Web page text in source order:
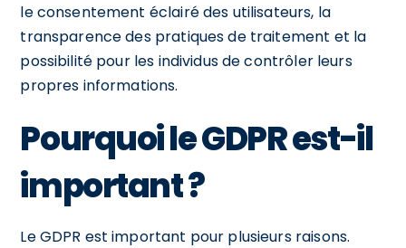
le consentement éclairé des utilisateurs, la
transparence des pratiques de traitement et la
possibilité pour les individus de contrôler leurs
propres informations.
Pourquoi le GDPR est-il
important ?
Le GDPR est important pour plusieurs raisons.